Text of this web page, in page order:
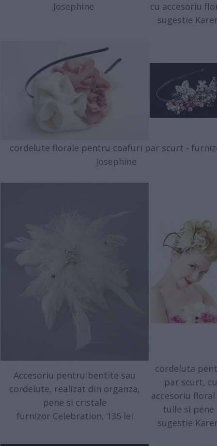
Josephine
cu accesoriu
sugestie
cordelute florale pentru coafuri par scurt -
Josephine
Accesoriu pentru bentite sau
cordelute, realizat din organza,
pene si cristale
furnizor Celebration, 135 lei
cordeluta
par scurt, cu
accesoriu
tulle si pene
sugestie